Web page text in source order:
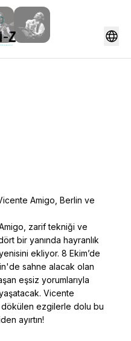
Amigo, Berlin ve
zarif tekniği ve
bir yanında hayranlık
ekliyor. 8 Ekim’de
sahne alacak olan
eşsiz yorumlarıyla
Vicente
dökülen ezgilerle dolu bu
ayırtın!